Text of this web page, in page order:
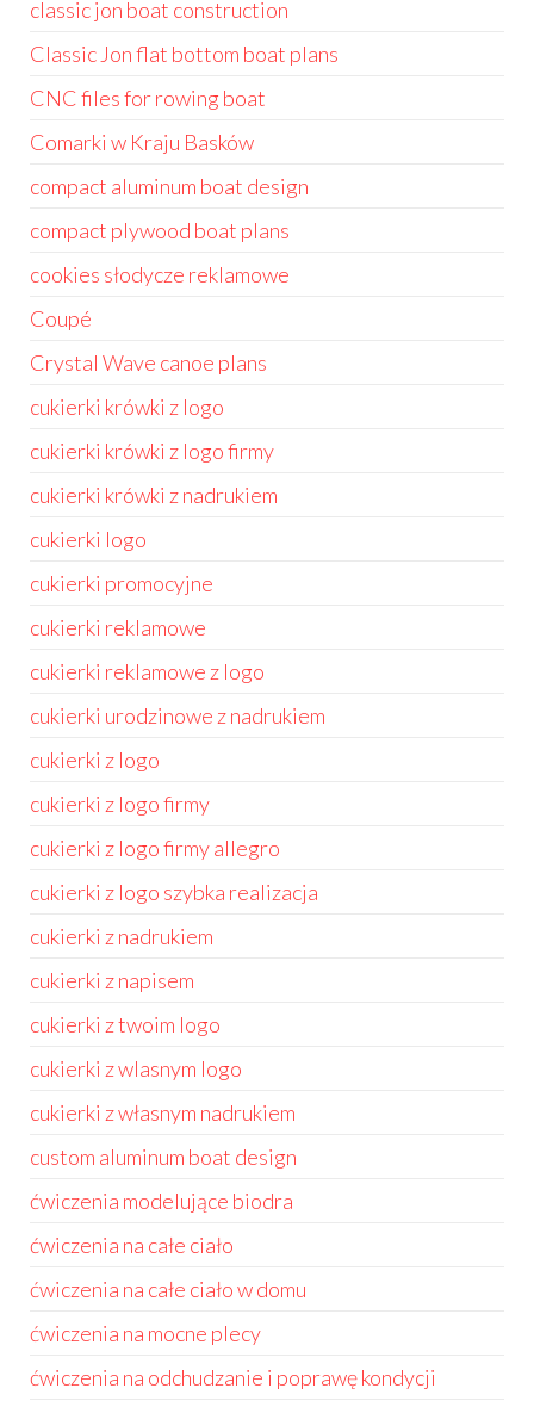
classic jon boat construction
Classic Jon flat bottom boat plans
CNC files for rowing boat
Comarki w Kraju Basków
compact aluminum boat design
compact plywood boat plans
cookies słodycze reklamowe
Coupé
Crystal Wave canoe plans
cukierki krówki z logo
cukierki krówki z logo firmy
cukierki krówki z nadrukiem
cukierki logo
cukierki promocyjne
cukierki reklamowe
cukierki reklamowe z logo
cukierki urodzinowe z nadrukiem
cukierki z logo
cukierki z logo firmy
cukierki z logo firmy allegro
cukierki z logo szybka realizacja
cukierki z nadrukiem
cukierki z napisem
cukierki z twoim logo
cukierki z wlasnym logo
cukierki z własnym nadrukiem
custom aluminum boat design
ćwiczenia modelujące biodra
ćwiczenia na całe ciało
ćwiczenia na całe ciało w domu
ćwiczenia na mocne plecy
ćwiczenia na odchudzanie i poprawę kondycji